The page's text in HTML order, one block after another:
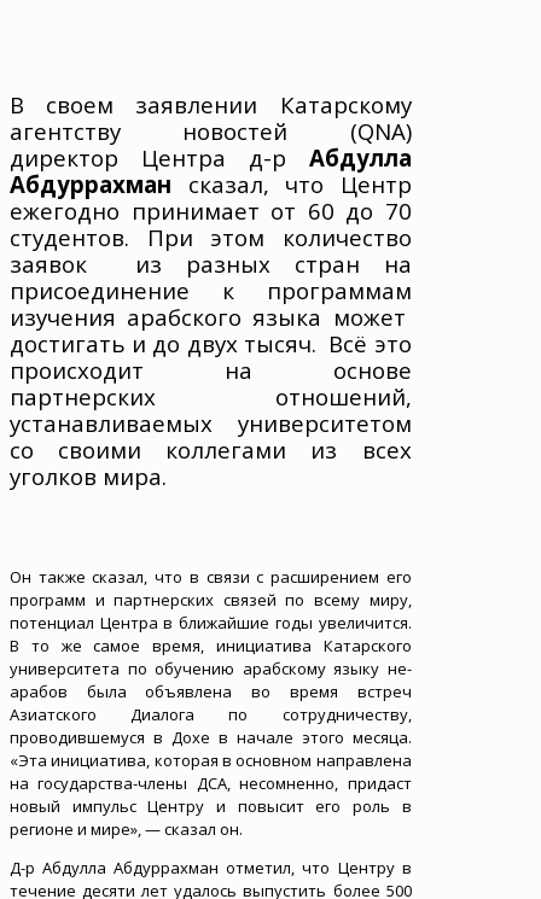
В своем заявлении Катарскому
агентству новостей (QNA)
директор Центра д-р Абдулла
Абдуррахман сказал, что Центр
ежегодно принимает от 60 до 70
студентов. При этом количество
заявок
из разных стран на
присоединение к программам
изучения арабского языка может
достигать и до двух тысяч. Всё это
происходит на основе
партнерских отношений,
устанавливаемых университетом
со своими коллегами из всех
уголков мира.
Он также сказал, что в связи с расширением его
программ и партнерских связей по всему миру,
потенциал Центра в ближайшие годы увеличится.
В то же самое время, инициатива Катарского
университета по обучению арабскому языку не-
арабов была объявлена во время встреч
Азиатского Диалога по сотрудничеству,
проводившемуся в Дохе в начале этого месяца.
«Эта инициатива, которая в основном направлена
на государства-члены ДСА, несомненно, придаст
новый импульс Центру и повысит его роль в
регионе и мире», — сказал он.
Д-р Абдулла Абдуррахман отметил, что Центру в
течение десяти лет удалось выпустить более 500